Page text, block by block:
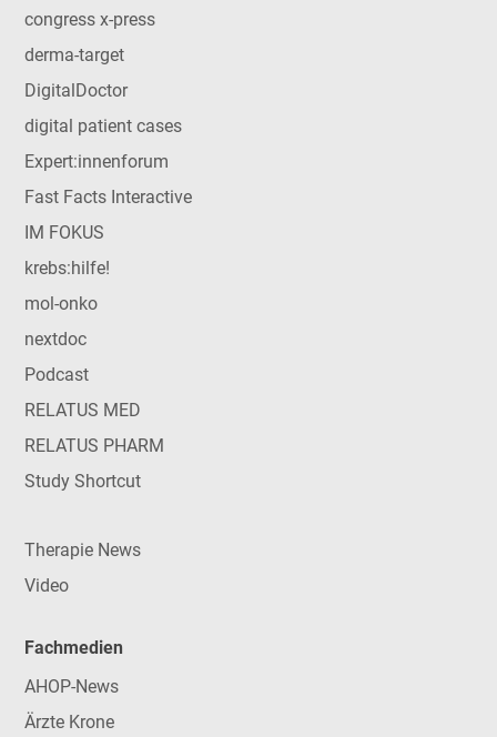
congress x-press
derma-target
DigitalDoctor
digital patient cases
Expert:innenforum
Fast Facts Interactive
IM FOKUS
krebs:hilfe!
mol-onko
nextdoc
Podcast
RELATUS MED
RELATUS PHARM
Study Shortcut
Therapie News
Video
Fachmedien
AHOP-News
Ärzte Krone